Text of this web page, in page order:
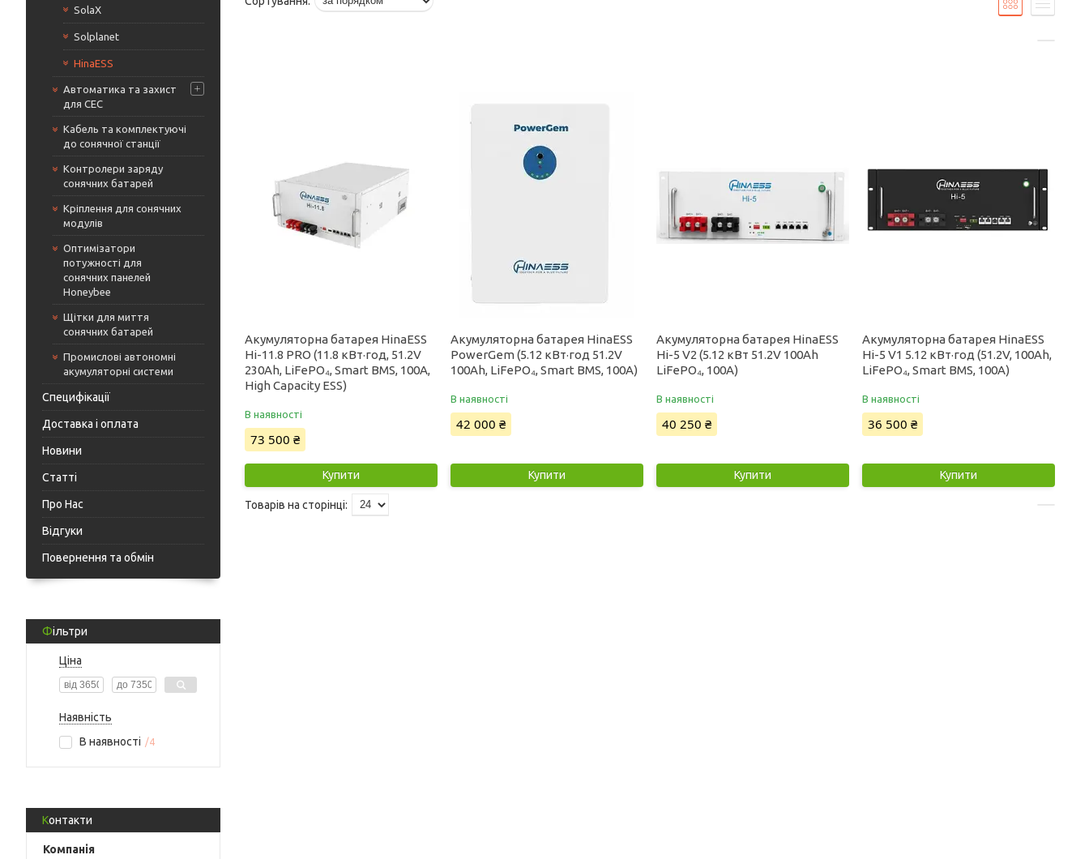
SolaX
Solplanet
HinaESS
Автоматика та захист
для СЕС
Кабель та комплектуючі
до сонячної станції
Контролери заряду
сонячних батарей
Кріплення для сонячних
модулів
Оптимізатори
потужності для
сонячних панелей
Honeybee
Щітки для миття
сонячних батарей
Промислові автономні
акумуляторні системи
Специфікації
Доставка і оплата
Новини
Статті
Про Нас
Відгуки
Повернення та обмін
Фільтри
Ціна
Наявність
В наявності
4
Контакти
Акумуляторна батарея HinaESS
Hi-11.8 PRO (11.8 кВт·год, 51.2V
230Ah, LiFePO₄, Smart BMS, 100A,
High Capacity ESS)
В наявності
73 500 ₴
Купити
Акумуляторна батарея HinaESS
PowerGem (5.12 кВт·год 51.2V
100Ah, LiFePO₄, Smart BMS, 100A)
В наявності
42 000 ₴
Купити
Акумуляторна батарея HinaESS
Hi-5 V2 (5.12 кВт 51.2V 100Ah
LiFePO₄, 100A)
В наявності
40 250 ₴
Купити
Акумуляторна батарея HinaESS
Hi-5 V1 5.12 кВт·год (51.2V, 100Ah,
LiFePO₄, Smart BMS, 100A)
В наявності
36 500 ₴
Купити